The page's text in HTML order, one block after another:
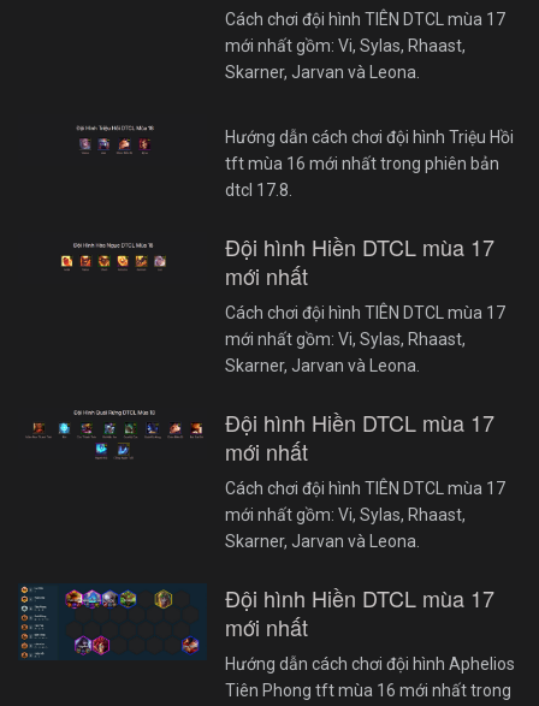
Cách chơi đội hình TIÊN DTCL mùa 17
mới nhất gồm: Vi, Sylas, Rhaast,
Skarner, Jarvan và Leona.
Hướng dẫn cách chơi đội hình Triệu Hồi
tft mùa 16 mới nhất trong phiên bản
dtcl 17.8.
Đội hình Hiền DTCL mùa 17
mới nhất
Cách chơi đội hình TIÊN DTCL mùa 17
mới nhất gồm: Vi, Sylas, Rhaast,
Skarner, Jarvan và Leona.
Đội hình Hiền DTCL mùa 17
mới nhất
Cách chơi đội hình TIÊN DTCL mùa 17
mới nhất gồm: Vi, Sylas, Rhaast,
Skarner, Jarvan và Leona.
Đội hình Hiền DTCL mùa 17
mới nhất
Hướng dẫn cách chơi đội hình Aphelios
Tiên Phong tft mùa 16 mới nhất trong